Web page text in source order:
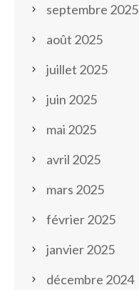
septembre 2025
août 2025
juillet 2025
juin 2025
mai 2025
avril 2025
mars 2025
février 2025
janvier 2025
décembre 2024